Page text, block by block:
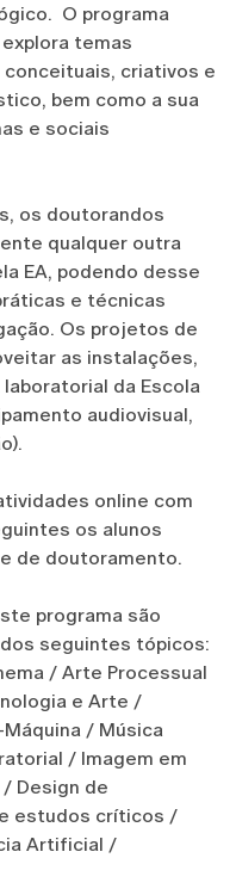
O programa
temas
criativos e
bem como a sua
e sociais
os doutorandos
qualquer outra
EA, podendo desse
e técnicas
Os projetos de
as instalações,
da Escola
audiovisual,
online com
os alunos
de doutoramento.
programa são
seguintes tópicos:
/ Arte Processual
e Arte /
/ Música
/ Imagem em
Design de
estudos críticos /
Artificial /